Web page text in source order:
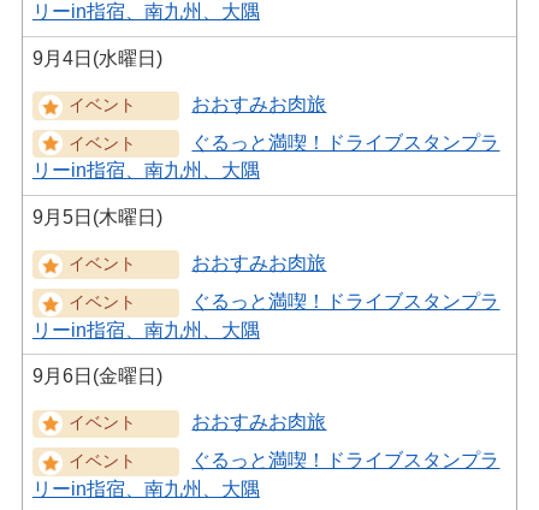
リーin指宿、南九州、大隅
9月4日(水曜日)
おおすみお肉旅
ぐるっと満喫！ドライブスタンプラ
リーin指宿、南九州、大隅
9月5日(木曜日)
おおすみお肉旅
ぐるっと満喫！ドライブスタンプラ
リーin指宿、南九州、大隅
9月6日(金曜日)
おおすみお肉旅
ぐるっと満喫！ドライブスタンプラ
リーin指宿、南九州、大隅